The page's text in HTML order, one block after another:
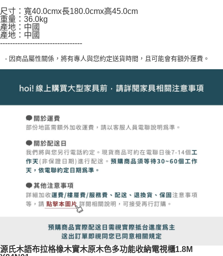
尺寸：寬40.0cmx長180.0cmx高45.0cm
重量：36.0kg
產地：中國
產地：中國
---------------------------------
- 因商品屬性關係，將有專人與您約定送貨時間，且可能會有額外運費。
源氏木語布拉格橡木實木原木色多功能收納電視櫃1.8M